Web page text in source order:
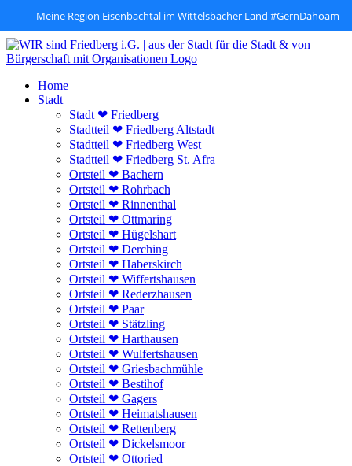
Meine Region Eisenbachtal im Wittelsbacher Land #GernDahoam
Zum
Inhalt
Home
Stadt
Stadt ❤ Friedberg
Stadtteil ❤ Friedberg Altstadt
Stadtteil ❤ Friedberg West
Stadtteil ❤ Friedberg St. Afra
Ortsteil ❤ Bachern
Ortsteil ❤ Rohrbach
Ortsteil ❤ Rinnenthal
Ortsteil ❤ Ottmaring
Ortsteil ❤ Hügelshart
Ortsteil ❤ Derching
Ortsteil ❤ Haberskirch
Ortsteil ❤ Wiffertshausen
Ortsteil ❤ Rederzhausen
Ortsteil ❤ Paar
Ortsteil ❤ Stätzling
Ortsteil ❤ Harthausen
Ortsteil ❤ Wulfertshausen
Ortsteil ❤ Griesbachmühle
Ortsteil ❤ Bestihof
Ortsteil ❤ Gagers
Ortsteil ❤ Heimatshausen
Ortsteil ❤ Rettenberg
Ortsteil ❤ Dickelsmoor
Ortsteil ❤ Ottoried